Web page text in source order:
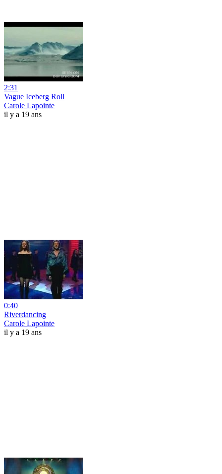
2:31
Vague Iceberg Roll
Carole Lapointe
il y a 19 ans
0:40
Riverdancing
Carole Lapointe
il y a 19 ans